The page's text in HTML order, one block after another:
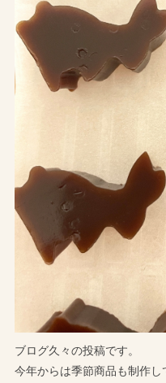
ブログ久々の投稿です。
今年からは季節商品も制作し